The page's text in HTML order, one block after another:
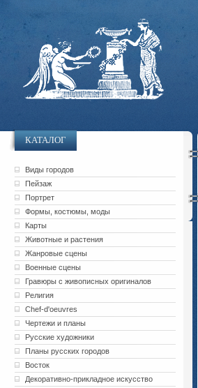
КАТАЛОГ
Виды городов
Пейзаж
Портрет
Формы, костюмы, моды
Карты
Животные и растения
Жанровые сцены
Военные сцены
Гравюры с живописных оригиналов
Религия
Chef-d'oeuvres
Чертежи и планы
Русские художники
Планы русских городов
Восток
Декоративно-прикладное искусство